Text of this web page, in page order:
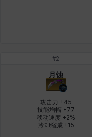
艾丝蒂尔
莉央
#2
月蚀
攻击力 +45
技能增幅 +77
移动速度 +2%
冷却缩减 +15